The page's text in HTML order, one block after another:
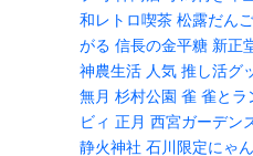
和レトロ喫茶 松露だんご
がる 信長の金平糖 新正
神農生活 人気 推し活グ
無月 杉村公園 雀 雀とラ
ビィ 正月 西宮ガーデン
静火神社 石川限定にゃ